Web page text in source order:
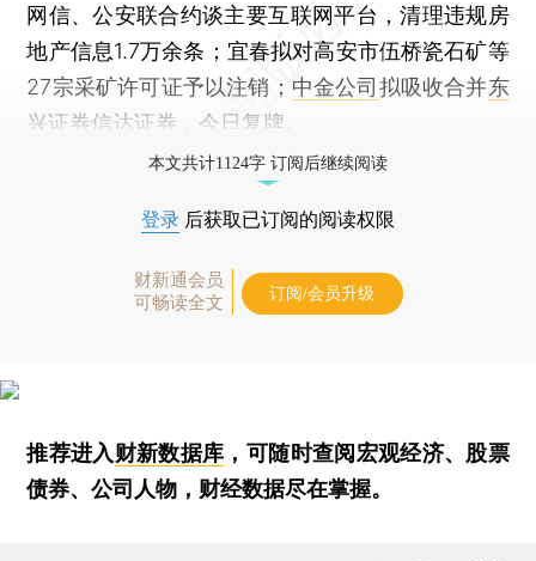
网信、公安联合约谈主要互联网平台，清理违规房
地产信息1.7万余条；宜春拟对高安市伍桥瓷石矿等
27宗采矿许可证予以注销； 中金公司 拟吸收合并东
兴证券信达证券 ，今日复牌。
本文共计1124字 订阅后继续阅读
登录 后获取已订阅的阅读权限
财新通会员
可畅读全文
订阅/会员升级
推荐进入财新数据库 ，可随时查阅宏观经济、股票
债券、公司人物，财经数据尽在掌握。